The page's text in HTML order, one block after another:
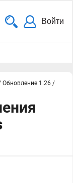
Войти
Обновление 1.26 /